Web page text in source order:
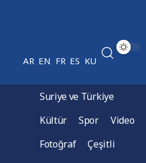
AR EN FR ES KU
Suriye ve Türkiye
Kültür
Spor
Video
Fotoğraf
Çeşitli